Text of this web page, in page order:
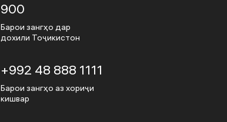
900
Барои зангҳо дар
дохили Тоҷикистон
+992 48 888 1111
Барои зангҳо аз хориҷи
кишвар